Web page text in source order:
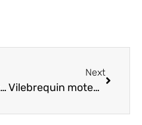
Quand la technologie révolutionne l’énergie renouvelable : ce que demain nous réserve
Next
Vilebrequin moteur : la fonction essentielle et les signes de défaillance